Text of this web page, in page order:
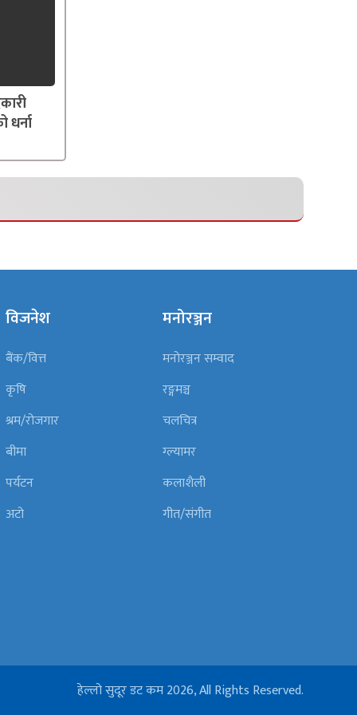
धर्ना
विजनेश
बैंक/वित्त
कृषि
श्रम/रोजगार
बीमा
पर्यटन
अटो
मनोरञ्जन
मनोरञ्जन सम्वाद
रङ्गमञ्च
चलचित्र
ग्ल्यामर
कलाशैली
गीत/संगीत
हेल्लो सुदूर डट कम 2026, All Rights Reserved.